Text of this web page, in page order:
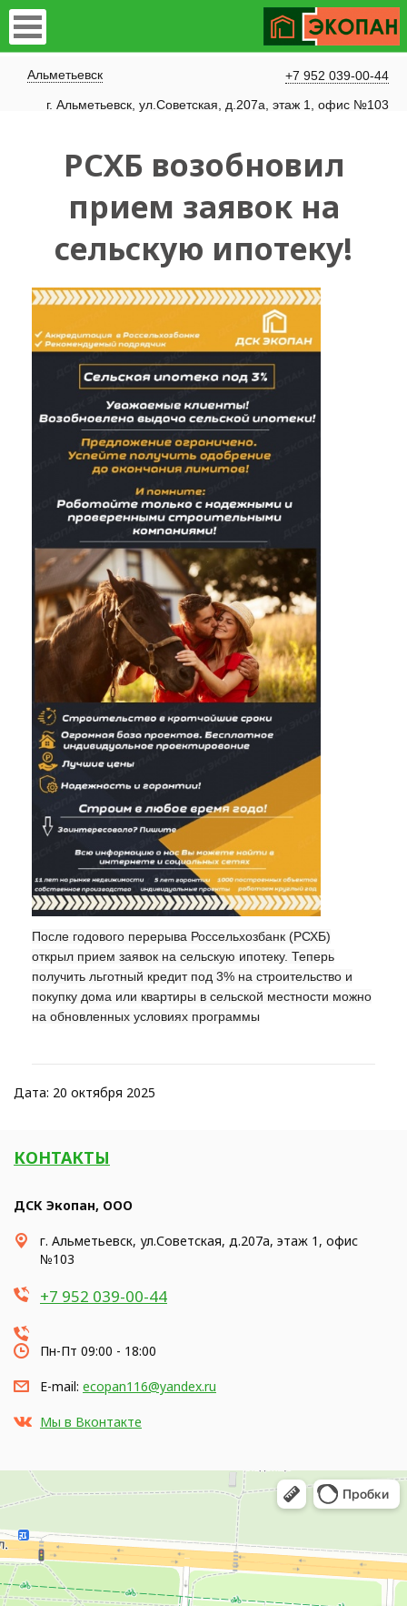
Альметьевск
+7 952 039-00-44
г. Альметьевск, ул.Советская, д.207а, этаж 1, офис №103
РСХБ возобновил
прием заявок на
сельскую ипотеку!
После годового перерыва Россельхозбанк (РСХБ)
открыл прием заявок на сельскую ипотеку. Теперь
получить льготный кредит под 3% на строительство и
покупку дома или квартиры в сельской местности можно
на обновленных условиях программы
Дата: 20 октября 2025
КОНТАКТЫ
ДСК Экопан, ООО
г. Альметьевск, ул.Советская, д.207а, этаж 1, офис
№103
+7 952 039-00-44
Пн-Пт 09:00 - 18:00
E-mail: ecopan116@yandex.ru
Мы в Вконтакте